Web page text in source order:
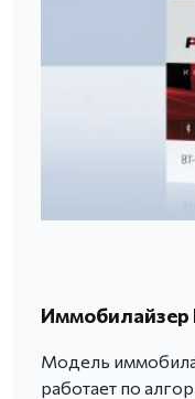
Иммобилайзер
Модель
работает по